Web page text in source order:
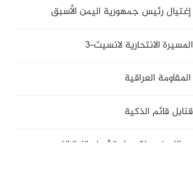
رئيس جمهورية اليمن الأسبق
الانتحارية لانسيت-3
العراقية
قائم الذكية
في ذكرى استشهاد قادة النصر